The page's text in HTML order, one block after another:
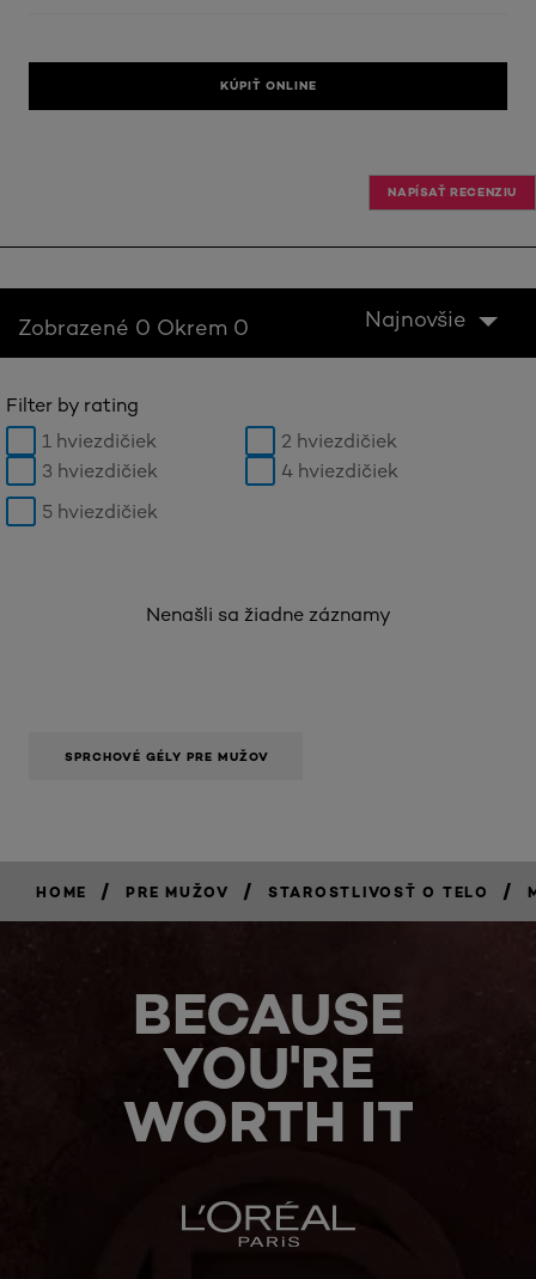
KÚPIŤ ONLINE
NAPÍSAŤ RECENZIU
Zobrazené 0 Okrem 0 Najnovšie
Filter by rating
1 hviezdičiek
2 hviezdičiek
3 hviezdičiek
4 hviezdičiek
5 hviezdičiek
Nenašli sa žiadne záznamy
SPRCHOVÉ GÉLY PRE MUŽOV
HOME / PRE MUŽOV / STAROSTLIVOSŤ O TELO /
BECAUSE
YOU'RE
WORTH IT